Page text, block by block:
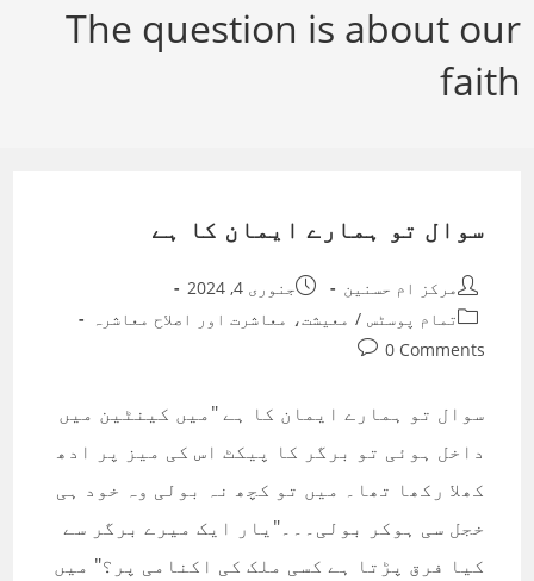
The question is about our
faith
سوال تو ہمارے ایمان کا ہے
Post
author:
مرکز ام حسنین
Post
published:
جنوری 4, 2024
Post
category:
تمام پوسٹس / معیشت، معاشرت اور اصلاح معاشرہ
Post
0 Comments
سوال تو ہمارے ایمان کا ہے ‏"میں کینٹین میں
داخل ہوئی تو برگر کا پیکٹ اس کی میز پر ادھ
کھلا رکھا تھا۔ میں تو کچھ نہ بولی وہ خود ہی
خجل سی ہوکر بولی۔۔۔"یار ایک میرے برگر سے
کیا فرق پڑتا ہے کسی ملک کی اکنامی پر؟" میں